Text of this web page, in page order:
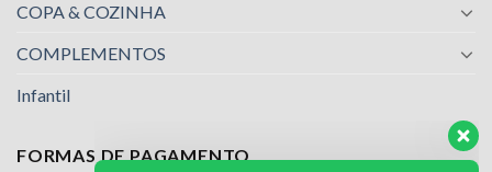
COPA & COZINHA
COMPLEMENTOS
Infantil
FORMAS DE PAGAMENTO